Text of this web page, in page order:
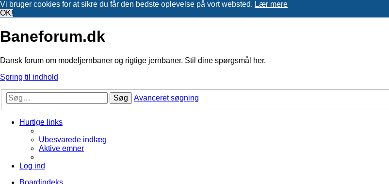
Vi bruger cookies for at sikre du får den bedste oplevelse på vort websted. Lær mere
OK!
Baneforum.dk
Dansk forum om modeljernbaner og rigtige jernbaner. Stil dine spørgsmål her.
Spring til indhold
Søg Avanceret søgning
Hurtige links
Ubesvarede indlæg
Aktive emner
Log ind